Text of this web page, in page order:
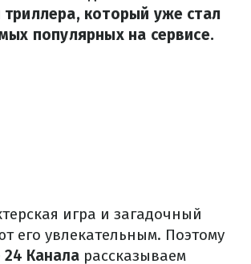
который уже стал
популярных на сервисе.
игра и загадочный
его увлекательным. Поэтому
24 Канала рассказываем